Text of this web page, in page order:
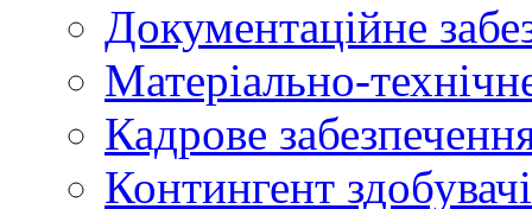
Документаційне
Матеріально-
Кадрове
Контингент